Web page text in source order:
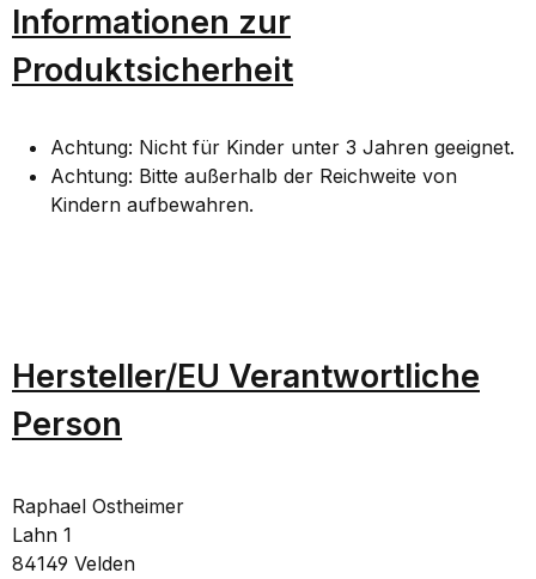
Informationen zur
Produktsicherheit
Achtung: Nicht für Kinder unter 3 Jahren geeignet.
Achtung: Bitte außerhalb der Reichweite von
Kindern aufbewahren.
Hersteller/EU Verantwortliche
Person
Raphael Ostheimer
Lahn 1
84149 Velden